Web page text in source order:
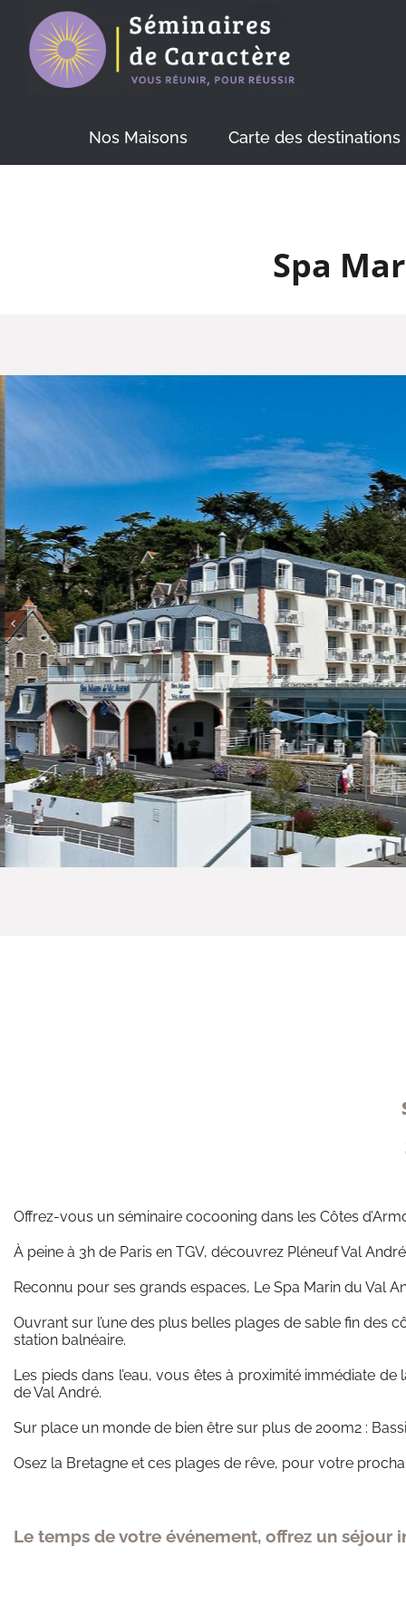
content
Nos Maisons Carte des destinations
Spa
Offrez-vous un séminaire cocooning dans les Côtes
À peine à 3h de Paris en TGV, découvrez Pléneuf Val
Reconnu pour ses grands espaces, Le Spa Marin du Val
Ouvrant sur l’une des plus belles plages de sable fin des
station balnéaire.
Les pieds dans l’eau, vous êtes à proximité immédiate
de Val André.
Sur place un monde de bien être sur plus de 200m2 :
Osez la Bretagne et ces plages de rêve, pour votre
Le temps de votre événement, offrez un